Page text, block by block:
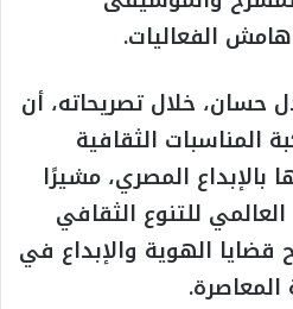
الفعاليات.
حسان، خلال تصريحاته، أن
المناسبات الثقافية
بالإبداع المصري، مشيرًا
للتنوع الثقافي
الهوية والإبداع في